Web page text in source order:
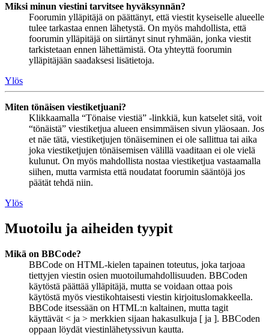
Miksi minun viestini tarvitsee hyväksynnän?
Foorumin ylläpitäjä on päättänyt, että viestit kyseiselle alueelle
tulee tarkastaa ennen lähetystä. On myös mahdollista, että
foorumin ylläpitäjä on siirtänyt sinut ryhmään, jonka viestit
tarkistetaan ennen lähettämistä. Ota yhteyttä foorumin
ylläpitäjään saadaksesi lisätietoja.
Ylös
Miten tönäisen viestiketjuani?
Klikkaamalla “Tönaise viestiä” -linkkiä, kun katselet sitä, voit
“tönäistä” viestiketjua alueen ensimmäisen sivun yläosaan. Jos
et näe tätä, viestiketjujen tönäiseminen ei ole sallittua tai aika
joka viestiketjujen tönäisemisen välillä vaaditaan ei ole vielä
kulunut. On myös mahdollista nostaa viestiketjua vastaamalla
siihen, mutta varmista että noudatat foorumin sääntöjä jos
päätät tehdä niin.
Ylös
Muotoilu ja aiheiden tyypit
Mikä on BBCode?
BBCode on HTML-kielen tapainen toteutus, joka tarjoaa
tiettyjen viestin osien muotoilumahdollisuuden. BBCoden
käytöstä päättää ylläpitäjä, mutta se voidaan ottaa pois
käytöstä myös viestikohtaisesti viestin kirjoituslomakkeella.
BBCode itsessään on HTML:n kaltainen, mutta tagit
käyttävät < ja > merkkien sijaan hakasulkuja [ ja ]. BBCoden
oppaan löydät viestinlähetyssivun kautta.